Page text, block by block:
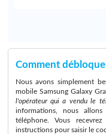
Comment
Nous avons simplement
mobile Samsung Galaxy
l'opérateur qui a vendu le
informations, nous
téléphone. Vous
instructions pour saisir le